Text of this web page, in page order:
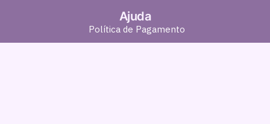
Ajuda
Política de Pagamento